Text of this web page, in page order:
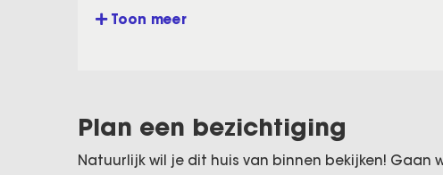
van uw wensen, hetgeen uiteraard wel
m² met een bouwplan voor een vrijstaande
Toon meer
Plan een bezichtiging
Natuurlijk wil je dit huis van binnen bekijken! Gaan